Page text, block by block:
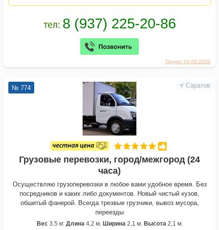
Поднят 04.08.2026
Саратов
№ 774
Грузовые перевозки, город/межгород (24
часа)
Осуществляю грузоперевозки в любое вами удобное время. Без
посредников и каких либо документов. Hовый чистый кузов,
обшитый фaнepой. Всегда трезвые грузчики, вывоз мусора,
переезды
Вес3.5 кг. Длина 4,2 м. Ширина 2,1 м. Высота 2,1 м.